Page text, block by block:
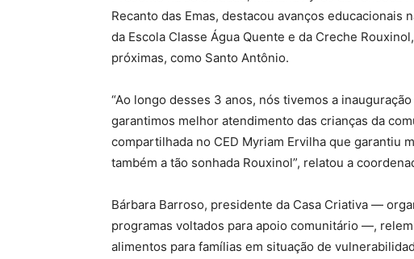
Recanto das Emas, destacou avanços educacionais
da Escola Classe Água Quente e da Creche
próximas, como Santo Antônio.
“Ao longo desses 3 anos, nós tivemos a
garantimos melhor atendimento das crianças da
compartilhada no CED Myriam Ervilha que garantiu
também a tão sonhada Rouxinol”, relatou a
Bárbara Barroso, presidente da Casa Criativa —
programas voltados para apoio comunitário —,
alimentos para famílias em situação de